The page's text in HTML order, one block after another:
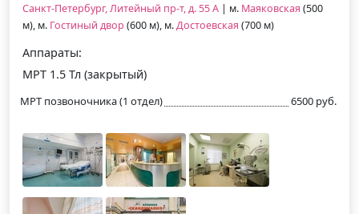
Санкт-Петербург, Литейный пр-т, д. 55 А | м. Маяковская (500
м), м. Гостиный двор (600 м), м.Достоевская (700 м)
Аппараты:
МРТ 1.5 Тл (закрытый)
МРТ позвоночника (1 отдел) 6500 руб.